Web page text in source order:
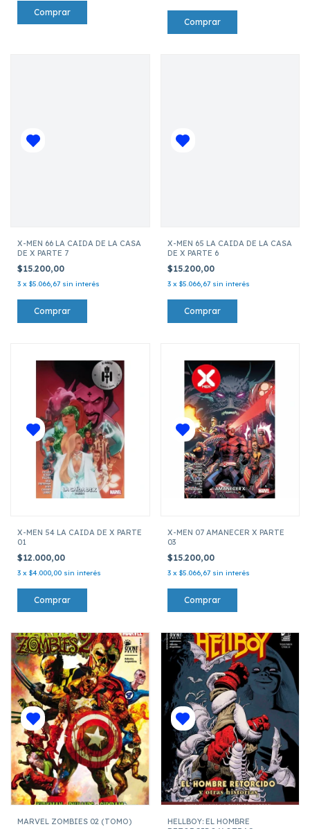
X-MEN 66 LA CAIDA DE LA CASA
DE X PARTE 7
$15.200,00
3 x $5.066,67 sin interés
X-MEN 65 LA CAIDA DE LA CASA
DE X PARTE 6
$15.200,00
3 x $5.066,67 sin interés
X-MEN 54 LA CAIDA DE X PARTE
01
$12.000,00
3 x $4.000,00 sin interés
X-MEN 07 AMANECER X PARTE
03
$15.200,00
3 x $5.066,67 sin interés
MARVEL ZOMBIES 02 (TOMO)
HELLBOY: EL HOMBRE